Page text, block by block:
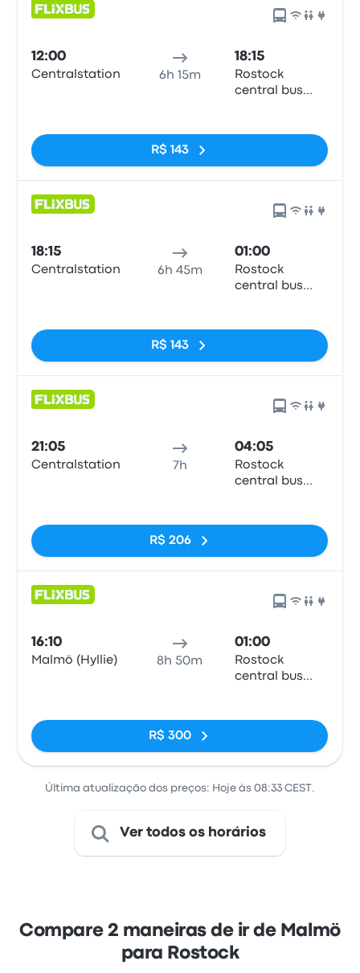
12:00
Centralstation 6h 15m
18:15
Rostock
central bus
R$ 143
18:15
Centralstation 6h 45m
01:00
Rostock
central bus
R$ 143
21:05
Centralstation 7h
04:05
Rostock
central bus
R$ 206
16:10
Malmö (Hyllie) 8h 50m
01:00
Rostock
central bus
R$ 300
Última atualização dos preços: Hoje às 08:33 CEST.
Ver todos os horários
Compare 2 maneiras de ir de Malmö
para Rostock